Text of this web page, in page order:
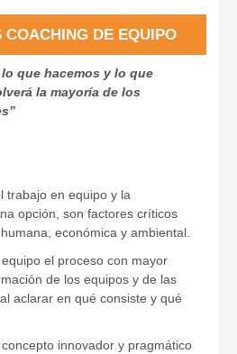
COACHING DE EQUIPO
que hacemos y lo que
la mayoría de los
trabajo en equipo y la
opción, son factores críticos
económica y ambiental.
el proceso con mayor
de los equipos y de las
aclarar en qué consiste y qué
innovador y pragmático